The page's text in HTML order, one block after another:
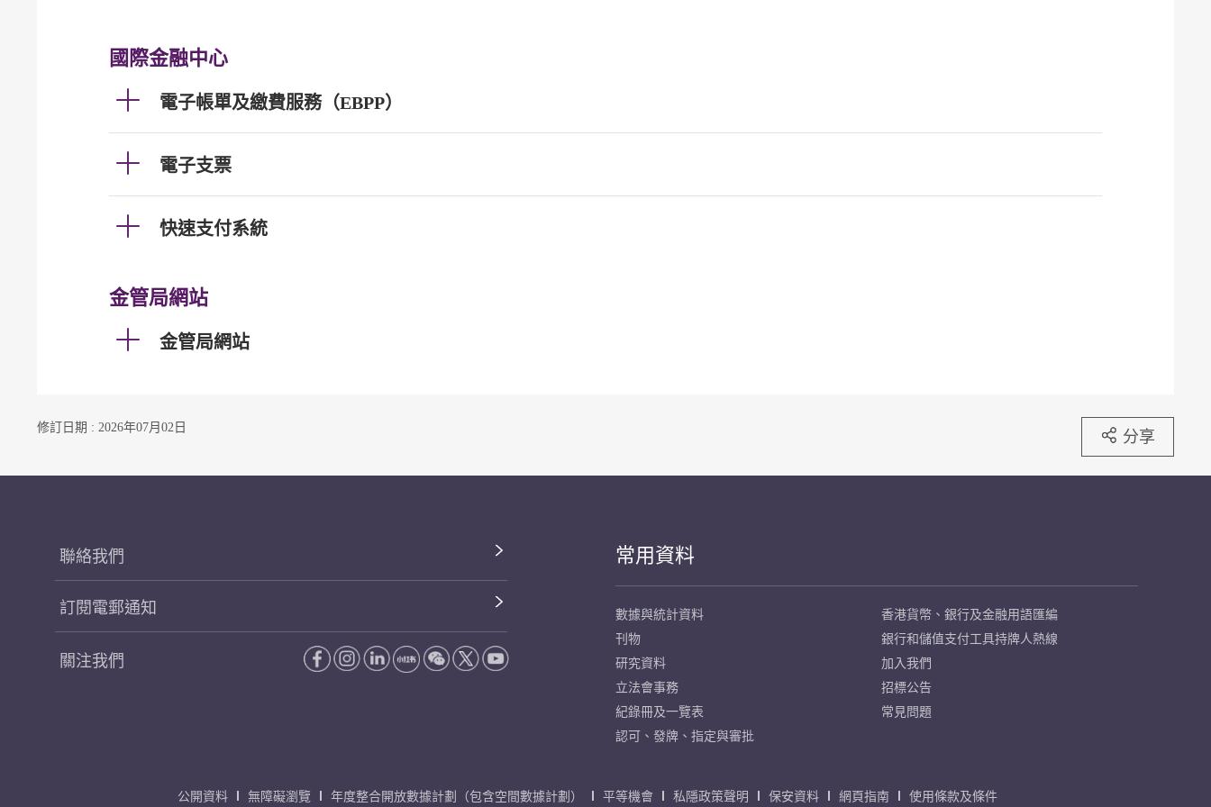
國際金融中心
電子帳單及繳費服務（EBPP）
電子支票
快速支付系統
金管局網站
金管局網站
修訂日期 : 2026年07月02日 分享
聯絡我們
訂閱電郵通知
關注我們
常用資料
數據與統計資料
刊物
研究資料
立法會事務
紀錄冊及一覽表
認可、發牌、指定與審批
香港貨幣、銀行及金融用語匯編
銀行和儲值支付工具持牌人熱線
加入我們
招標公告
常見問題
公開資料 無障礙瀏覽 年度整合開放數據計劃（包含空間數據計劃） 平等機會 私隱政策聲明 保安資料 網頁指南 使用條款及條件